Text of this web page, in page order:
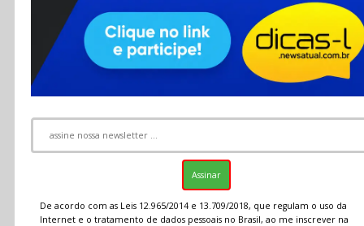
RSS
De acordo com as Leis 12.965/2014 e 13.709/2018, que regulam o uso da
Internet e o tratamento de dados pessoais no Brasil, ao me inscrever na